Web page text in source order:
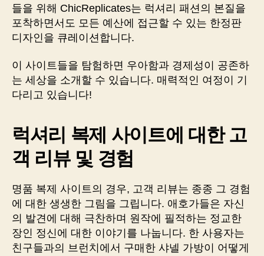
들을 위해 ChicReplicates는 럭셔리 패션의 본질을
포착하면서도 모든 예산에 접근할 수 있는 한정판
디자인을 큐레이션합니다.
이 사이트들을 탐험하면 우아함과 경제성이 공존하
는 세상을 소개할 수 있습니다. 매력적인 여정이 기
다리고 있습니다!
럭셔리 복제 사이트에 대한 고
객 리뷰 및 경험
명품 복제 사이트의 경우, 고객 리뷰는 종종 그 경험
에 대한 생생한 그림을 그립니다. 애호가들은 자신
의 발견에 대해 극찬하며 원작에 필적하는 정교한
장인 정신에 대한 이야기를 나눕니다. 한 사용자는
친구들과의 브런치에서 구매한 샤넬 가방이 어떻게